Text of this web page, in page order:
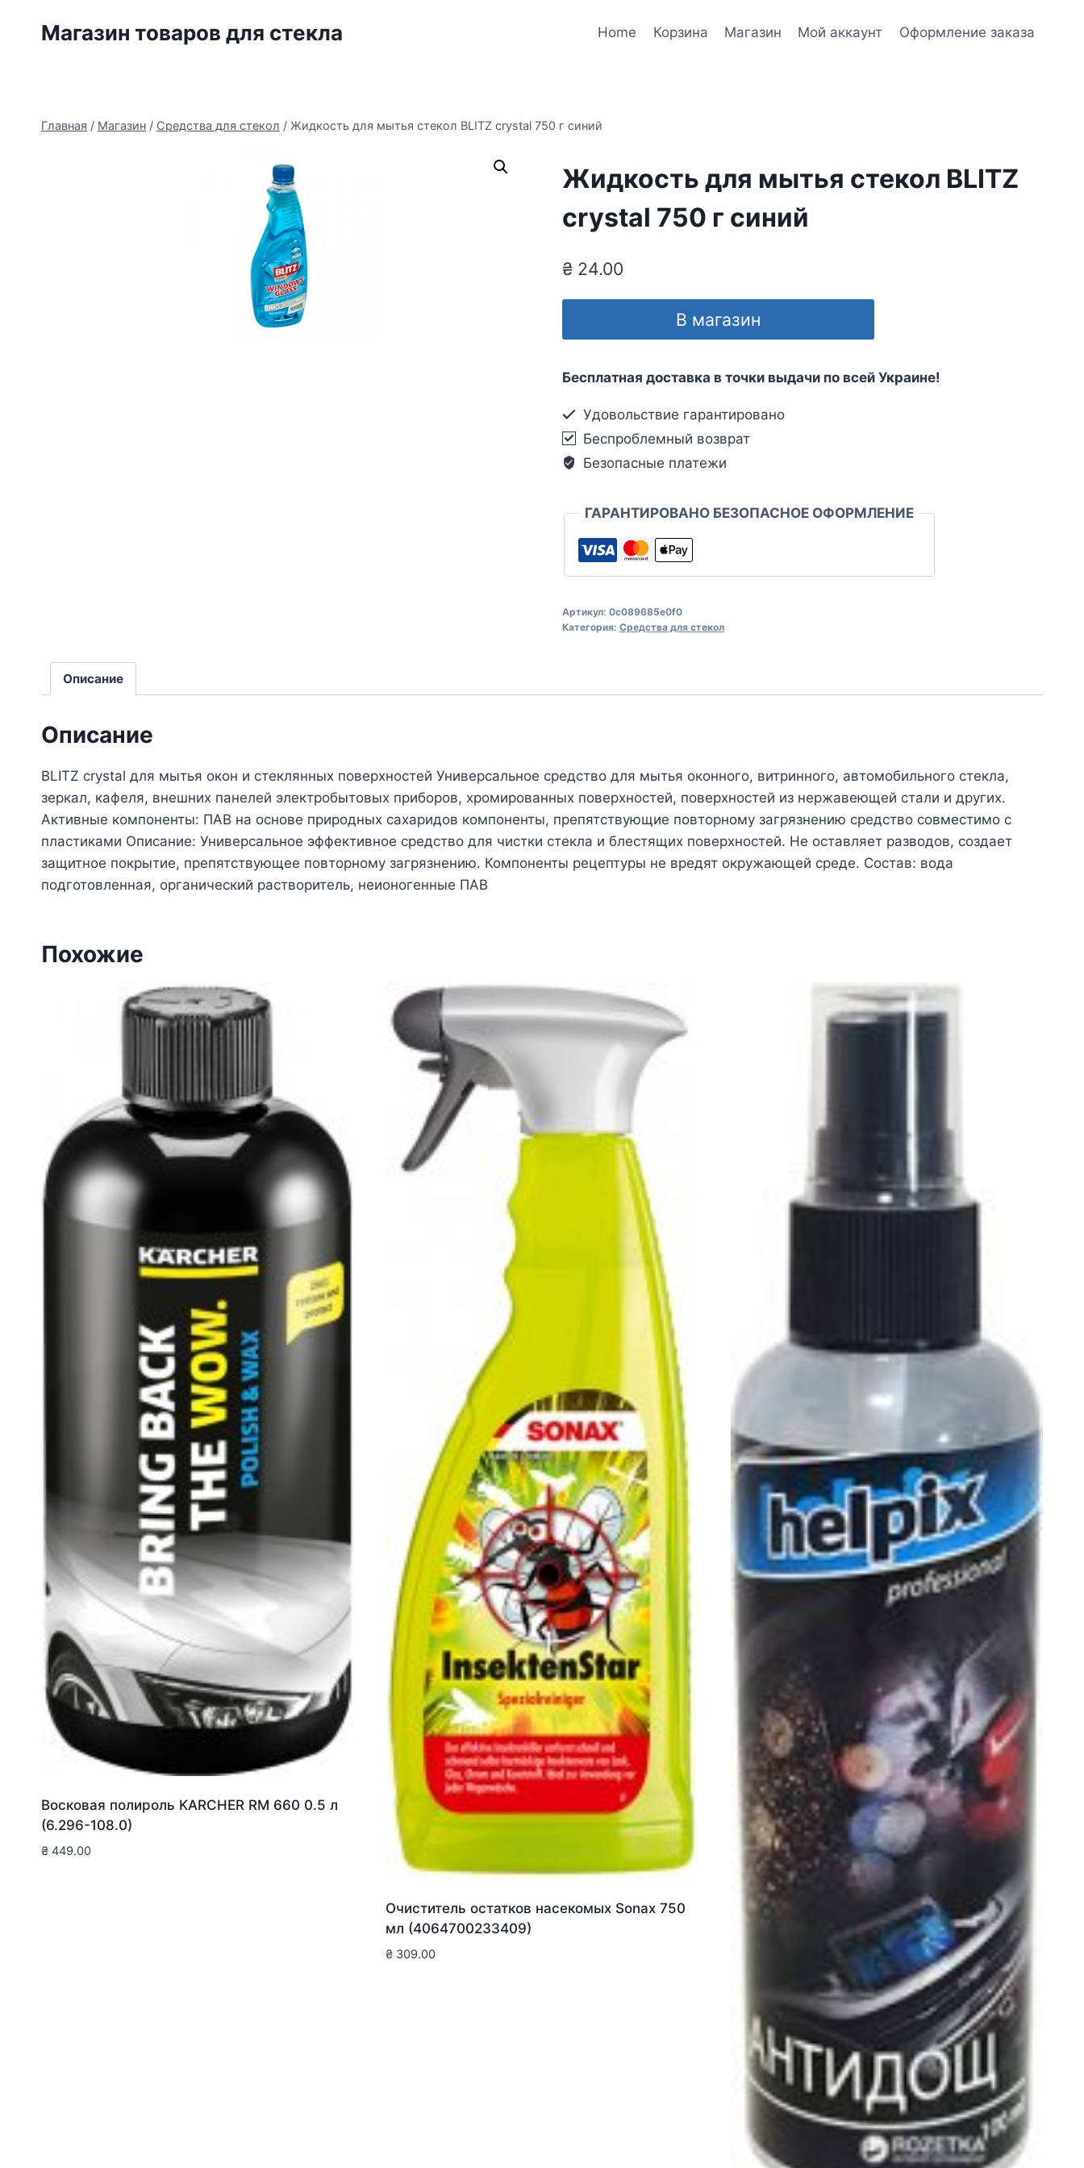
Магазин товаров для стекла Home Корзина Магазин Мой аккаунт Оформление заказа
Главная / Магазин / Средства для стекол / Жидкость для мытья стекол BLITZ crystal 750 г синий
Жидкость для мытья стекол BLITZ
crystal 750 г синий
₴24.00
В магазин
Бесплатная доставка в точки выдачи по всей Украине!
Удовольствие гарантировано
Беспроблемный возврат
Безопасные платежи
ГАРАНТИРОВАНО БЕЗОПАСНОЕ ОФОРМЛЕНИЕ
Артикул: 0c089685e0f0
Категория: Средства для стекол
Описание
Описание
BLITZ crystal для мытья окон и стеклянных поверхностей Универсальное средство для мытья оконного, витринного, автомобильного стекла,
зеркал, кафеля, внешних панелей электробытовых приборов, хромированных поверхностей, поверхностей из нержавеющей стали и других.
Активные компоненты: ПАВ на основе природных сахаридов компоненты, препятствующие повторному загрязнению средство совместимо с
пластиками Описание: Универсальное эффективное средство для чистки стекла и блестящих поверхностей. Не оставляет разводов, создает
защитное покрытие, препятствующее повторному загрязнению. Компоненты рецептуры не вредят окружающей среде. Состав: вода
подготовленная, органический растворитель, неионогенные ПАВ
Похожие
Восковая полироль KARCHER RM 660 0.5 л
(6.296-108.0)
₴ 449.00
Очиститель остатков насекомых Sonax 750
мл (4064700233409)
₴ 309.00